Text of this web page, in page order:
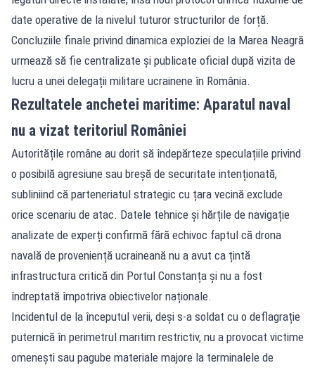
date operative de la nivelul tuturor structurilor de forță.
Concluziile finale privind dinamica exploziei de la Marea Neagră
urmează să fie centralizate și publicate oficial după vizita de
lucru a unei delegații militare ucrainene în România.
Rezultatele anchetei maritime: Aparatul naval
nu a vizat teritoriul României
Autoritățile române au dorit să îndepărteze speculațiile privind
o posibilă agresiune sau breșă de securitate intenționată,
subliniind că parteneriatul strategic cu țara vecină exclude
orice scenariu de atac. Datele tehnice și hărțile de navigație
analizate de experți confirmă fără echivoc faptul că drona
navală de proveniență ucraineană nu a avut ca țintă
infrastructura critică din Portul Constanța și nu a fost
îndreptată împotriva obiectivelor naționale.
Incidentul de la începutul verii, deși s-a soldat cu o deflagrație
puternică în perimetrul maritim restrictiv, nu a provocat victime
omenești sau pagube materiale majore la terminalele de